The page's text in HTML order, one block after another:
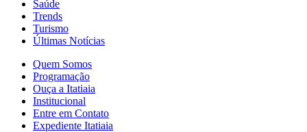
Saúde
Trends
Turismo
Últimas Notícias
Quem Somos
Programação
Ouça a Itatiaia
Institucional
Entre em Contato
Expediente Itatiaia